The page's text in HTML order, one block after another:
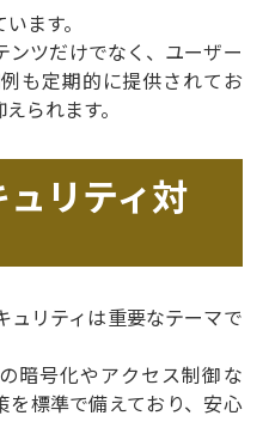
ます。
ツだけでなく、ユーザー
も定期的に提供されてお
られます。
リティ対
ュリティは重要なテーマで
暗号化やアクセス制御な
を標準で備えており、安心